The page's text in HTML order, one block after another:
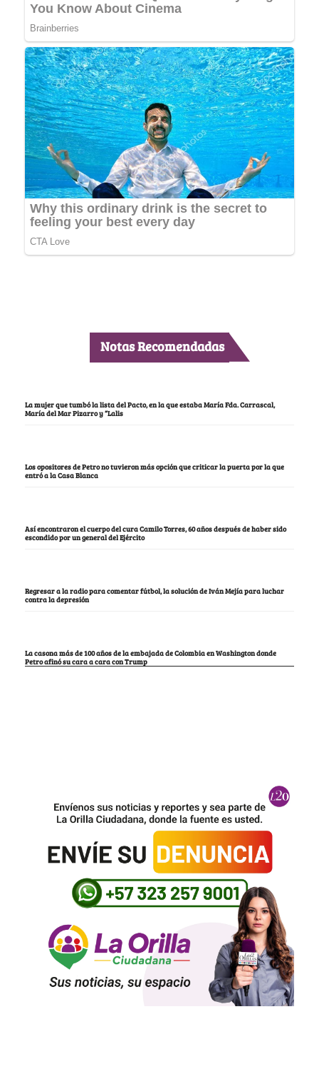
Notas Recomendadas
La mujer que tumbó la lista del Pacto, en la que estaba María Fda. Carrascal,
María del Mar Pizarro y “Lalis
Los opositores de Petro no tuvieron más opción que criticar la puerta por la que
entró a la Casa Blanca
Así encontraron el cuerpo del cura Camilo Torres, 60 años después de haber sido
escondido por un general del Ejército
Regresar a la radio para comentar fútbol, la solución de Iván Mejía para luchar
contra la depresión
La casona más de 100 años de la embajada de Colombia en Washington donde
Petro afinó su cara a cara con Trump